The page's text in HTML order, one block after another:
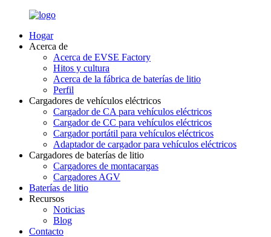
Hogar
Acerca de
Acerca de EVSE Factory
Hitos y cultura
Acerca de la fábrica de baterías de litio
Perfil
Cargadores de vehículos eléctricos
Cargador de CA para vehículos eléctricos
Cargador de CC para vehículos eléctricos
Cargador portátil para vehículos eléctricos
Adaptador de cargador para vehículos eléctricos
Cargadores de baterías de litio
Cargadores de montacargas
Cargadores AGV
Baterías de litio
Recursos
Noticias
Blog
Contacto